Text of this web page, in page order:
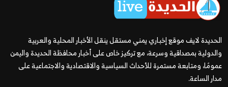
الحديدة لايف موقع إخباري يمني مستقل ينقل الأخبار المحلية والعربية
والدولية بمصداقية وسرعة، مع تركيز خاص على أخبار محافظة الحديدة واليمن
عمومًا، ومتابعة مستمرة للأحداث السياسية والاقتصادية والاجتماعية على
مدار الساعة.